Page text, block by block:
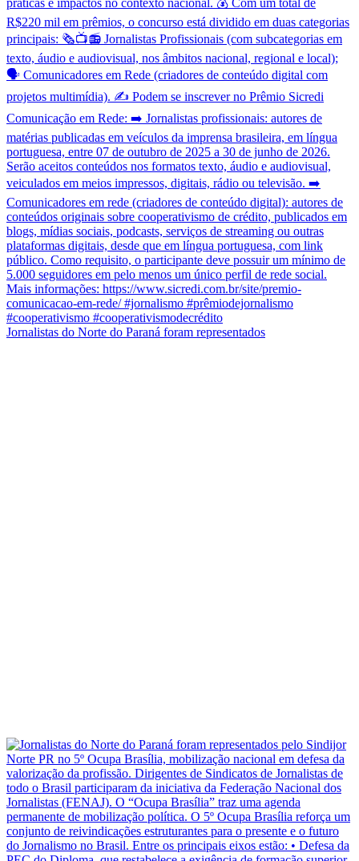
Jornalistas do Norte do Paraná foram representados